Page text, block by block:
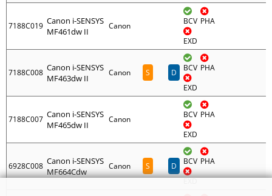
7188C019 Canon i-SENSYS
MF461dw II
Canon BCV PHA
EXD
7188C008 Canon i-SENSYS
MF463dw II
Canon S D BCV PHA
EXD
7188C007 Canon i-SENSYS
MF465dw II
Canon BCV PHA
EXD
6928C008 Canon i-SENSYS
MF664Cdw
Canon S D BCV PHA
EXD